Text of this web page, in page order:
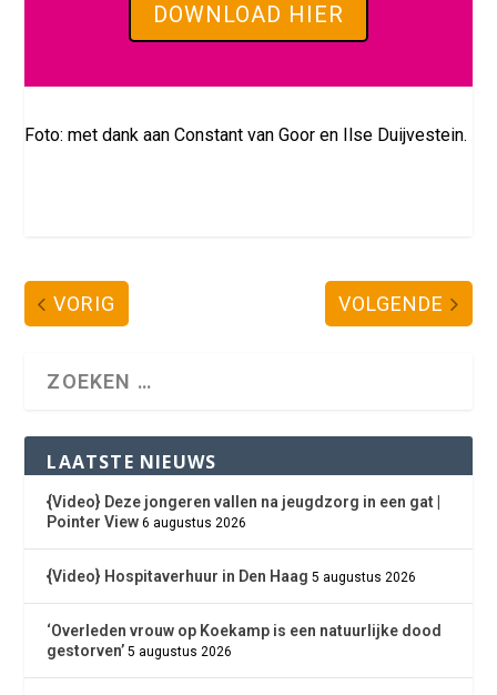
DOWNLOAD HIER
Foto: met dank aan Constant van Goor en Ilse Duijvestein.
VORIG VOLGENDE
LAATSTE NIEUWS
{Video} Deze jongeren vallen na jeugdzorg in een gat |
Pointer View 6 augustus 2026
{Video} Hospitaverhuur in Den Haag 5 augustus 2026
‘Overleden vrouw op Koekamp is een natuurlijke dood
gestorven’ 5 augustus 2026